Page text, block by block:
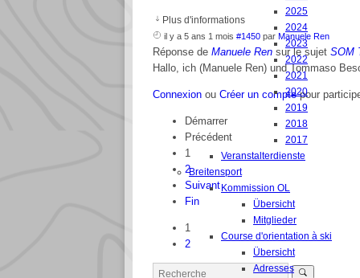
2025
2024
2023
2022
2021
2020
2019
2018
2017
Veranstalterdienste
Breitensport
Kommission OL
Übersicht
Mitglieder
Course d'orientation à ski
Übersicht
Adresses
Plus d'informations
il y a 5 ans 1 mois #1450 par Manuele Ren
Réponse de Manuele Ren sur le sujet SOM
Hallo, ich (Manuele Ren) und Tommaso
Connexion ou Créer un comptepour
Démarrer
Précédent
1
2
Suivant
Fin
1
2